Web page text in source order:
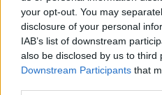
your opt-out. You may
disclosure of your personal
IAB’s list of downstream
also be disclosed by us to third
Downstream Participants that
Μυτιλήνη, Πλωμάρι και
συμμετέχουν την Κυριακή
πανελλαδική ημέρα δράσης
ενάντια στον πόλεμο στη
στη συνέχιση της
Ελλάδας–Ισραήλ